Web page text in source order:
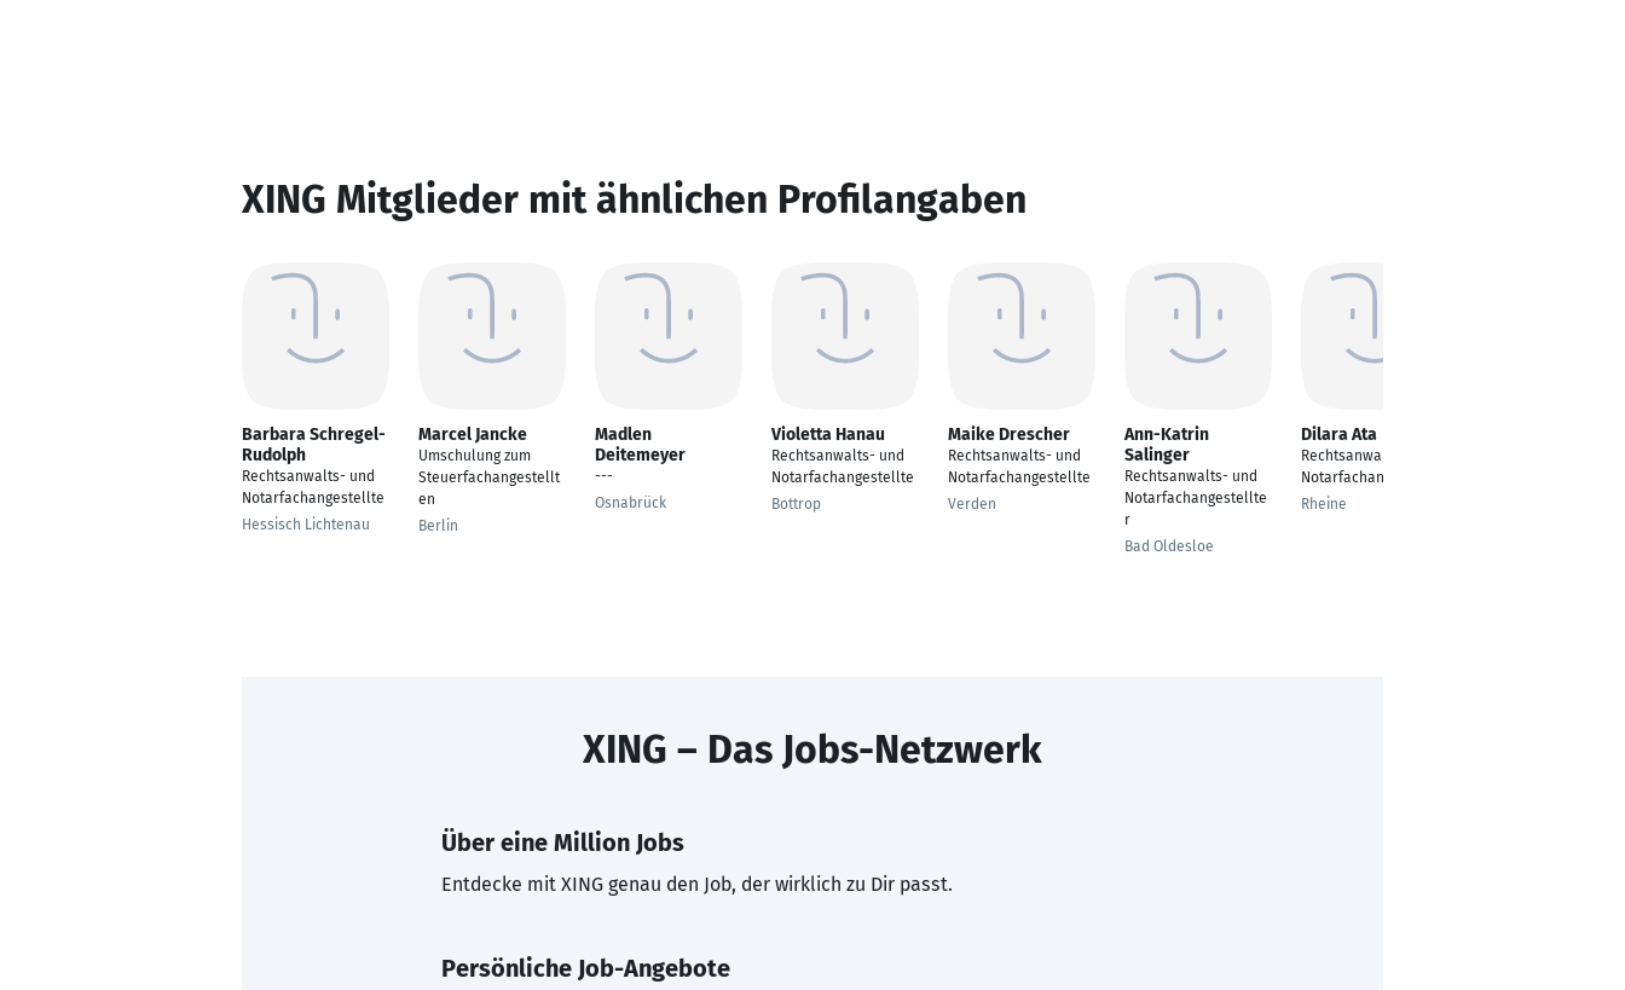
XING Mitglieder mit ähnlichen Profilangaben
Barbara Schregel-
Rudolph
Rechtsanwalts- und
Notarfachangestellte
Hessisch Lichtenau
Marcel Jancke
Umschulung zum
Steuerfachangestellt
en
Berlin
Madlen
Deitemeyer
---
Osnabrück
Violetta Hanau
Rechtsanwalts- und
Notarfachangestellte
Bottrop
Maike Drescher
Rechtsanwalts- und
Notarfachangestellte
Verden
Ann-Katrin
Salinger
Rechtsanwalts- und
Notarfachangestellte
r
Bad Oldesloe
Dilara Ata
Rechtsanwalts- und
Notarfachangestellte
Rheine
XING – Das Jobs-Netzwerk
Über eine Million Jobs
Entdecke mit XING genau den Job, der wirklich zu Dir passt.
Persönliche Job-Angebote